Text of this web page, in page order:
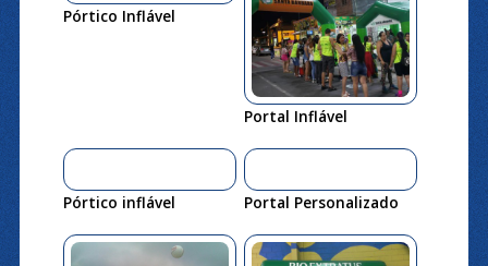
Pórtico Inflável
Portal Inflável
Pórtico inflável Portal Personalizado